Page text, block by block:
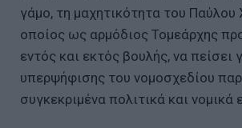
γάμο, τη μαχητικότητα του Παύλου
οποίος ως αρμόδιος Τομεάρχης
εντός και εκτός βουλής, να πείσει
υπερψήφισης του νομοσχεδίου
συγκεκριμένα πολιτικά και νομικά